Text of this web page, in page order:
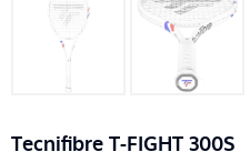
Tecnifibre T-FIGHT 300S